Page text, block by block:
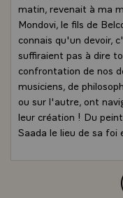
matin, revenait à ma
Mondovi, le fils de
connais qu'un devoir,
suffiraient pas à dire
confrontation de nos
musiciens, de
ou sur l'autre, ont
leur création ! Du
Saada le lieu de sa
plus beaux opéras-
Faudel et tant